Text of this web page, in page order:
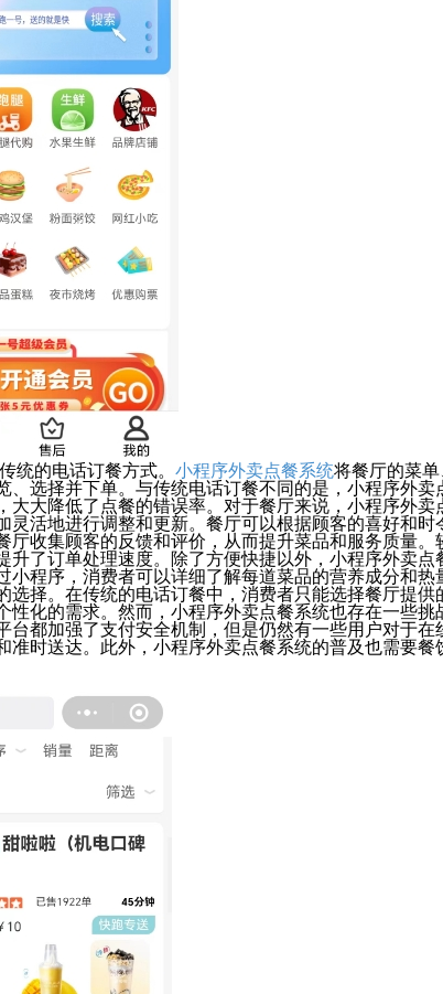
统的电话订餐方式。 小程序外卖点餐系统将餐厅的菜
选择并下单。与传统电话订餐不同的是，小程序外卖
大降低了点餐的错误率。对于餐厅来说，小程序外卖
活地进行调整和更新。餐厅可以根据顾客的喜好和时
收集顾客的反馈和评价，从而提升菜品和服务质量。
了订单处理速度。除了方便快捷以外，小程序外卖点
程序，消费者可以详细了解每道菜品的营养成分和热
选择。在传统的电话订餐中，消费者只能选择餐厅提供
化的需求。然而，小程序外卖点餐系统也存在一些挑
都加强了支付安全机制，但是仍然有一些用户对于在
时送达。此外，小程序外卖点餐系统的普及也需要餐